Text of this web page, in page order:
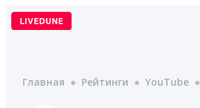
Перейти
Главная ● Рейтинги ● YouTube ●